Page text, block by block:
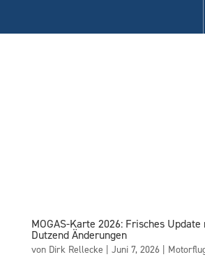
MOGAS-Karte 2026: Frisches
Dutzend Änderungen
von Dirk Rellecke | Juni 7, 2026|